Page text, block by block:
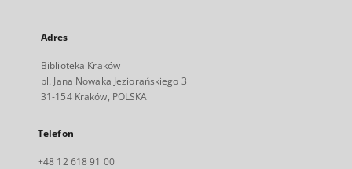
Adres
Biblioteka Kraków
pl. Jana Nowaka Jeziorańskiego 3
31-154 Kraków, POLSKA
Telefon
+48 12 618 91 00